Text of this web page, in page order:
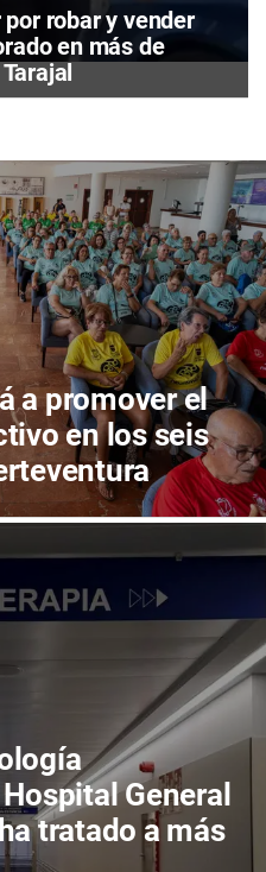
robar y vender
en más de
a promover el
en los seis
General
tratado a más